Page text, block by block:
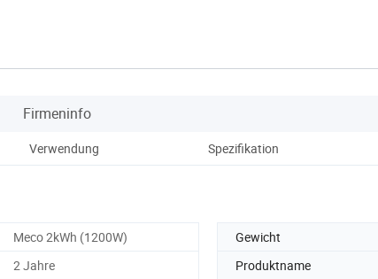
Firmeninfo
Verwendung Spezifikation
Meco 2kWh (1200W) Gewicht
2 Jahre Produktname